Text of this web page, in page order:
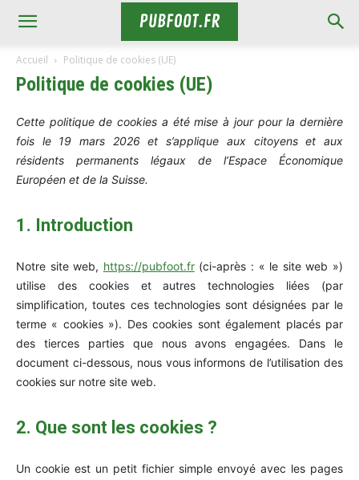
Accueil Politique de cookies (UE)
Politique de cookies (UE)
Cette politique de cookies a été mise à jour pour la dernière
fois le 19 mars 2026 et s’applique aux citoyens et aux
résidents permanents légaux de l’Espace Économique
Européen et de la Suisse.
1. Introduction
Notre site web, https://pubfoot.fr(ci-après : « le site web »)
utilise des cookies et autres technologies liées (par
simplification, toutes ces technologies sont désignées par le
terme « cookies »). Des cookies sont également placés par
des tierces parties que nous avons engagées. Dans le
document ci-dessous, nous vous informons de l’utilisation des
cookies sur notre site web.
2. Que sont les cookies ?
Un cookie est un petit fichier simple envoyé avec les pages